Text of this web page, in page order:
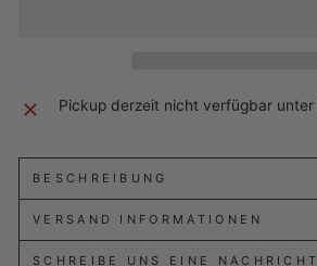
Pickup derzeit nicht verfügbar unter
BESCHREIBUNG
VERSAND INFORMATIONEN
SCHREIBE UNS EINE NACHRICHT